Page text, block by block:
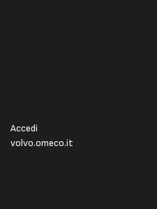
Accedi
volvo.omeco.it